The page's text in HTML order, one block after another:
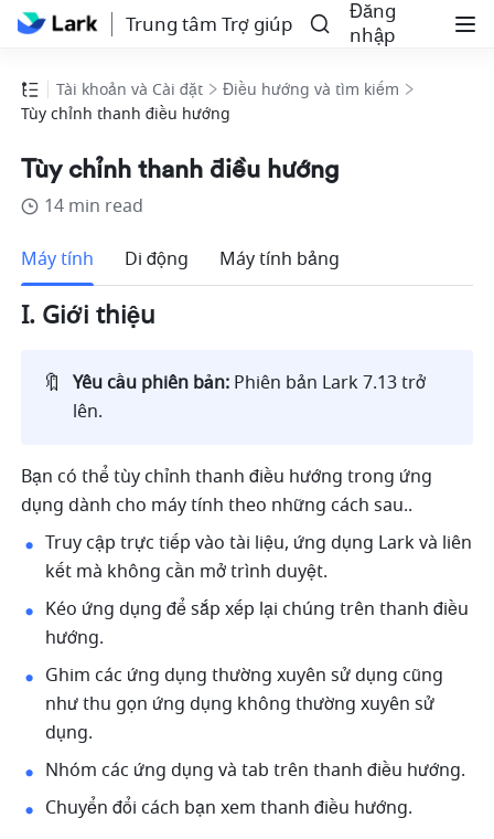
Trung tâm Trợ giúp
Đăng
nhập
Tài khoản và Cài đặt
Điều hướng và tìm kiếm
Tùy chỉnh thanh điều hướng
Tùy chỉnh thanh điều hướng
14 min read
Máy tính
Di động Máy tính bảng
I. Giới thiệu
🔖 Yêu cầu phiên bản: Phiên bản Lark 7.13 trở
lên.
Bạn có thể tùy chỉnh thanh điều hướng trong ứng
dụng dành cho máy tính theo những cách sau..
Truy cập trực tiếp vào tài liệu, ứng dụng Lark và liên
kết mà không cần mở trình duyệt.
Kéo ứng dụng để sắp xếp lại chúng trên thanh điều
hướng.
Ghim các ứng dụng thường xuyên sử dụng cũng
như thu gọn ứng dụng không thường xuyên sử
dụng.
Nhóm các ứng dụng và tab trên thanh điều hướng.
Chuyển đổi cách bạn xem thanh điều hướng.